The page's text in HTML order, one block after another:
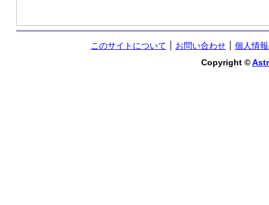
このサイトについて お問い合わせ
個人情
Copyright ©